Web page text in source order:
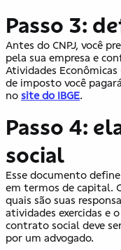
Passo 3:
Antes do CNPJ, você
pela sua empresa e
Atividades
de imposto você
no site do IBGE.
Passo 4:
social
Esse documento
em termos de capital.
quais são suas
atividades exercidas e
contrato social deve
por um advogado.